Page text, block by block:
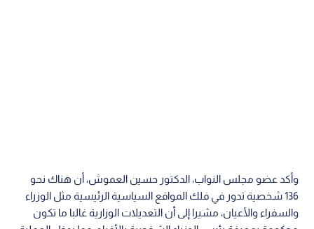
وأكد عضو مجلس النواب، الدكتور حسين العموش، أن هناك نحو
136 شخصية تدور في فلك المواقع السياسية الرئيسية مثل الوزراء
والسفراء والأعيان، مشيرا إلى أن التعديلات الوزارية غالبا ما تكون